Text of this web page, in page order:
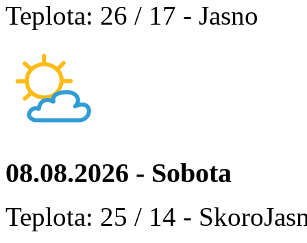
Teplota: 26 / 17 - Jasno
08.08.2026 - Sobota
Teplota: 25 / 14 -